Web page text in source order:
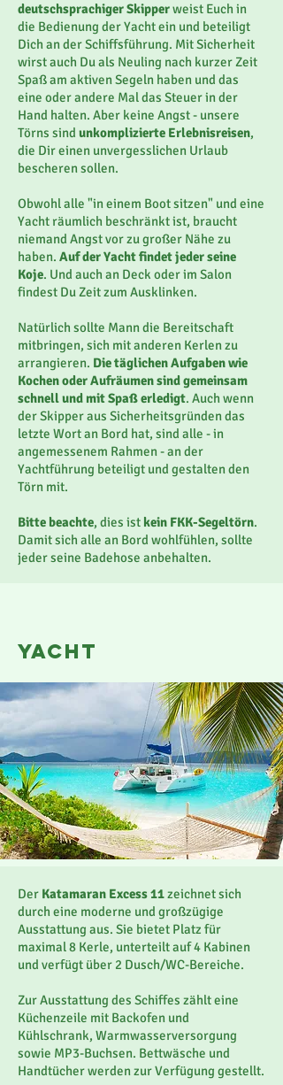
deutschsprachiger Skipperweist Euch in
die Bedienung der Yacht ein und beteiligt
Dich an der Schiffsführung. Mit Sicherheit
wirst auch Du als Neuling nach kurzer Zeit
Spaß am aktiven Segeln haben und das
eine oder andere Mal das Steuer in der
Hand halten. Aber keine Angst - unsere
Törns sind unkomplizierte Erlebnisreisen,
die Dir einen unvergesslichen Urlaub
bescheren sollen.
Obwohl alle "in einem Boot sitzen" und eine
Yacht räumlich beschränkt ist, braucht
niemand Angst vor zu großer Nähe zu
haben. Auf der Yacht findet jeder seine
Koje. Und auch an Deck oder im Salon
findest Du Zeit zum Ausklinken.
Natürlich sollte Mann die Bereitschaft
mitbringen, sich mit anderen Kerlen zu
arrangieren. Die täglichen Aufgaben wie
Kochen oder Aufräumen sind gemeinsam
schnell und mit Spaß erledigt. Auch wenn
der Skipper aus Sicherheitsgründen das
letzte Wort an Bord hat, sind alle - in
angemessenem Rahmen - an der
Yachtführung beteiligt und gestalten den
Törn mit.
Bitte beachte, dies ist kein FKK-Segeltörn.
Damit sich alle an Bord wohlfühlen, sollte
jeder seine Badehose anbehalten.
yacht
Der Katamaran Excess 11zeichnet sich
durch eine moderne und großzügige
Ausstattung aus. Sie bietet Platz für
maximal 8 Kerle, unterteilt auf 4 Kabinen
und verfügt über 2 Dusch/WC-Bereiche.
Zur Ausstattung des Schiffes zählt eine
Küchenzeile mit Backofen und
Kühlschrank, Warmwasserversorgung
sowie MP3-Buchsen. Bettwäsche und
Handtücher werden zur Verfügung gestellt.